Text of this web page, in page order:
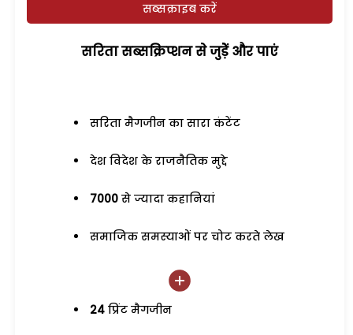
सब्सक्राइब करें
सरिता सब्सक्रिप्शन से जुड़ेें और पाएं
सरिता मैगजीन का सारा कंटेंट
देश विदेश के राजनैतिक मुद्दे
7000 से ज्यादा कहानियां
समाजिक समस्याओं पर चोट करते लेख
24 प्रिंट मैगजीन